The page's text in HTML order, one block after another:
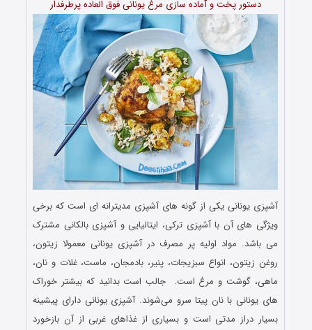
دستور پخت و آماده سازی مرغ یونانی فوق العاده پرطرفدار
آشپزی یونانی یکی از گونه ‌های آشپزی مدیترانه ای است که برخی
ویژگی‌ های آن با آشپزی ترکی، ایتالیایی و آشپزی بالکانی مشترک
می باشد. مواد اولیه پر مصرف در آشپزی یونانی معمولا زیتون،
روغن زیتون، انواع سبزیجات، پنیر، بادمجان، ماست، غلات و نان،
ماهی، گوشت‌ و مرغ است. جالب است بدانید که بیشتر خوراک
‌های یونانی با نان پیتا سرو می‌شوند. آشپزی یونانی دارای پیشینه
بسیار دراز مدتی است و بسیاری از غذاهای غربی از آن بازخورد